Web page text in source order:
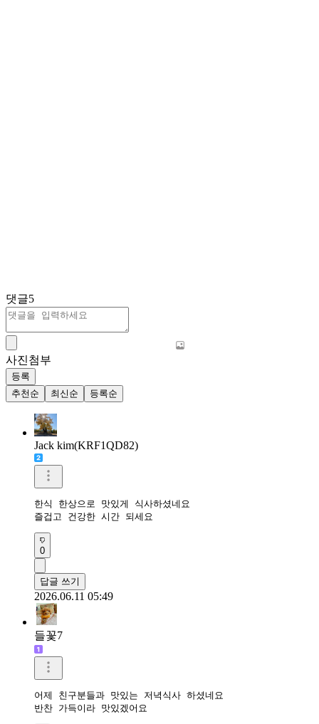
댓글5
사진첨부
등록
추천순
최신순 등록순
Jack kim(KRF1QD82)
한식 한상으로 맛있게 식사하셨네요
즐겁고 건강한 시간 되세요
0
답글 쓰기
2026.06.11 05:49
들꽃7
어제 친구분들과 맛있는 저녁식사 하셨네요
반찬 가득이라 맛있겠어요